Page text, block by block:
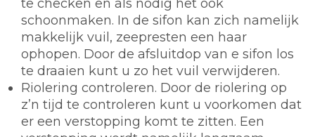
te checken en als nodig het ook
schoonmaken. In de sifon kan zich namelijk
makkelijk vuil, zeepresten een haar
ophopen. Door de afsluitdop van e sifon los
te draaien kunt u zo het vuil verwijderen.
Riolering controleren. Door de riolering op
z’n tijd te controleren kunt u voorkomen dat
er een verstopping komt te zitten. Een